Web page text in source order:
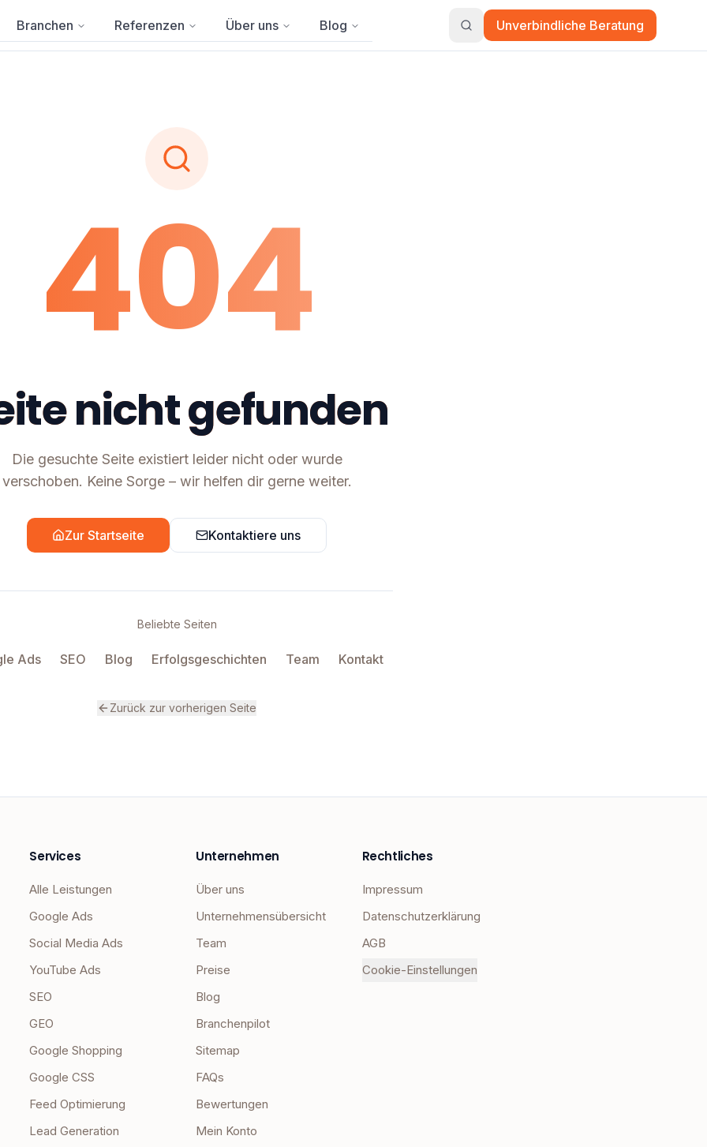
Branchen Referenzen Über uns Blog Unverbindliche Beratung
404
nicht gefunden
Die gesuchte Seite existiert leider nicht oder wurde
verschoben. Keine Sorge – wir helfen dir gerne weiter.
Zur Startseite Kontaktiere uns
Beliebte Seiten
Ads SEO Blog Erfolgsgeschichten Team Kontakt
Zurück zur vorherigen Seite
Services
Alle Leistungen
Google Ads
Social Media Ads
YouTube Ads
SEO
GEO
Google Shopping
Google CSS
Feed Optimierung
Lead Generation
Unternehmen
Über uns
Unternehmensübersicht
Team
Preise
Blog
Branchenpilot
Sitemap
FAQs
Bewertungen
Mein Konto
Rechtliches
Impressum
Datenschutzerklärung
AGB
Cookie-Einstellungen